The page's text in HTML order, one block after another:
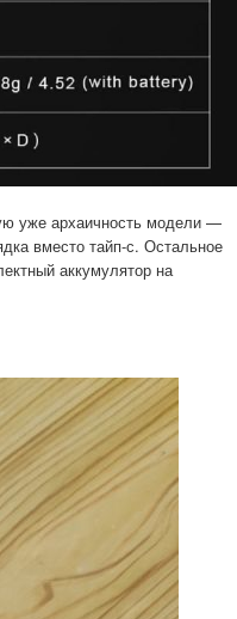
уже архаичность модели —
вместо тайп-с. Остальное
аккумулятор на